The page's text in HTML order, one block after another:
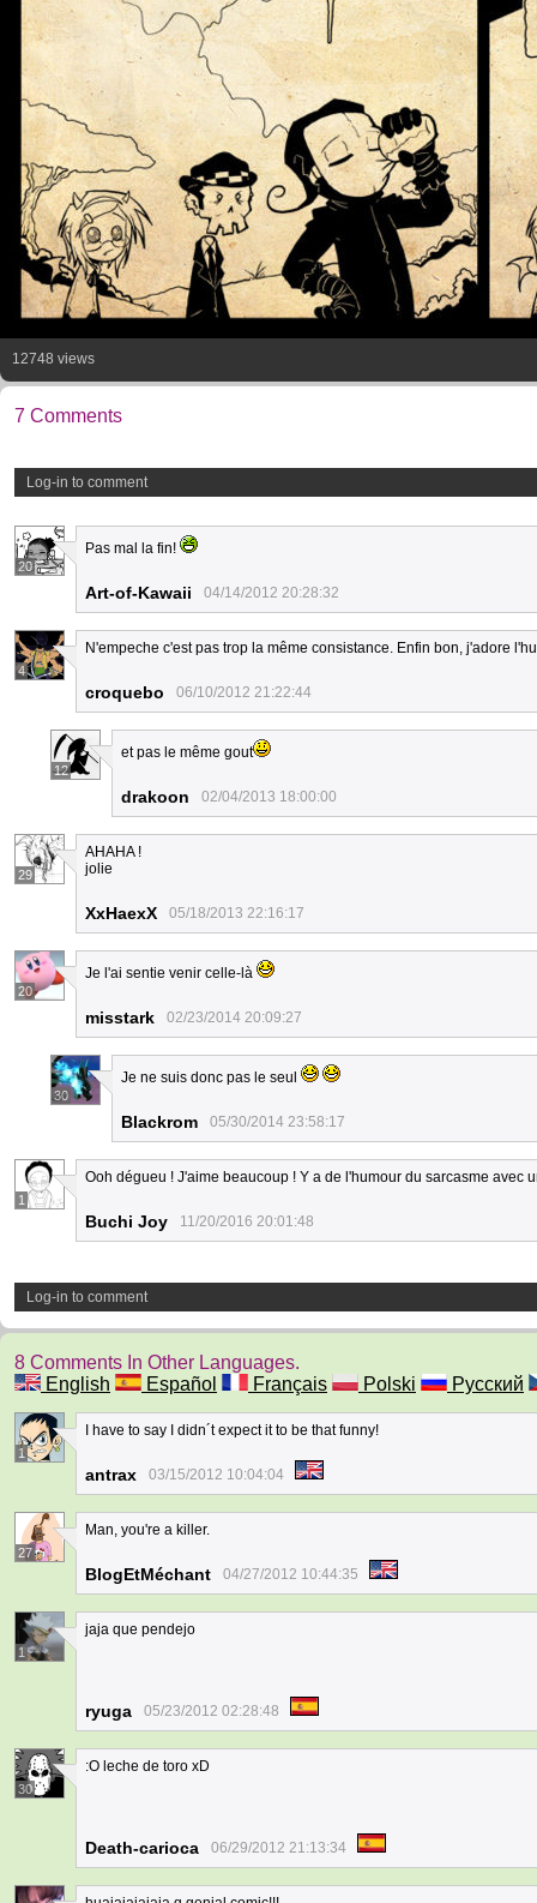
12748 views
7 Comments
Log-in to comment
20
Pas mal la fin!
Art-of-Kawaii 04/14/2012 20:28:32
4
N'empeche c'est pas trop la même consistance. Enfin bon, j'adore
croquebo 06/10/2012 21:22:44
12
et pas le même gout
drakoon 02/04/2013 18:00:00
29
AHAHA !
jolie
XxHaexX 05/18/2013 22:16:17
20
Je l'ai sentie venir celle-là
misstark 02/23/2014 20:09:27
30
Je ne suis donc pas le seul
Blackrom 05/30/2014 23:58:17
1
Ooh dégueu ! J'aime beaucoup ! Y a de l'humour du sarcasme avec
Buchi Joy 11/20/2016 20:01:48
Log-in to comment
8 Comments In Other Languages.
English
Español Français Polski Русский
1
I have to say I didn´t expect it to be that funny!
antrax 03/15/2012 10:04:04
27
Man, you're a killer.
BlogEtMéchant 04/27/2012 10:44:35
1
jaja que pendejo
ryuga 05/23/2012 02:28:48
30
:O leche de toro xD
Death-carioca 06/29/2012 21:13:34